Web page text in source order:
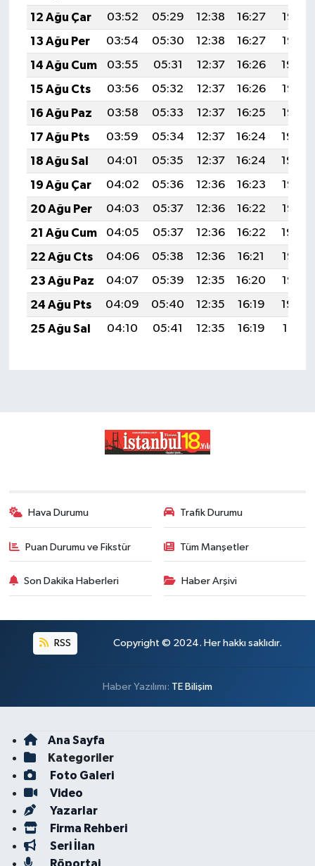
12 Ağu Çar
03:52 05:29 12:38 16:27
19:37
13 Ağu Per
03:54 05:30 12:38 16:27
19:36
14 Ağu Cum
03:55 05:31 12:37 16:26
19:34
15 Ağu Cts
03:56 05:32 12:37 16:26
19:33
16 Ağu Paz
03:58 05:33 12:37 16:25
19:32
17 Ağu Pts
03:59 05:34 12:37 16:24
19:30
18 Ağu Sal
04:01 05:35 12:37 16:24
19:29
19 Ağu Çar
04:02 05:36 12:36 16:23
19:27
20 Ağu Per
04:03 05:37 12:36 16:22
19:26
21 Ağu Cum
04:05 05:37 12:36 16:22
19:24
22 Ağu Cts
04:06 05:38 12:36 16:21
19:23
23 Ağu Paz
04:07 05:39 12:35 16:20
19:22
24 Ağu Pts
04:09 05:40 12:35 16:19
19:20
25 Ağu Sal
04:10 05:41 12:35 16:19 19:19
Hava Durumu Trafik Durumu
Puan Durumu ve Fikstür Tüm Manşetler
Son Dakika Haberleri Haber Arşivi
RSS Copyright © 2024. Her hakkı saklıdır.
Haber Yazılımı: TE Bilişim
Ana Sayfa
Kategoriler
Foto Galeri
Video
Yazarlar
Firma Rehberi
Seri İlan
Röportaj